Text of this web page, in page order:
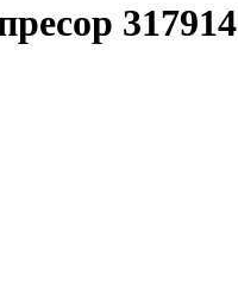
317914